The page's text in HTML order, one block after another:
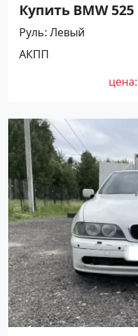
Купить BMW
л.с.) Бензин
Черный Седан по
рублей,
Авторынок23
Руль Левый
АКПП
цена